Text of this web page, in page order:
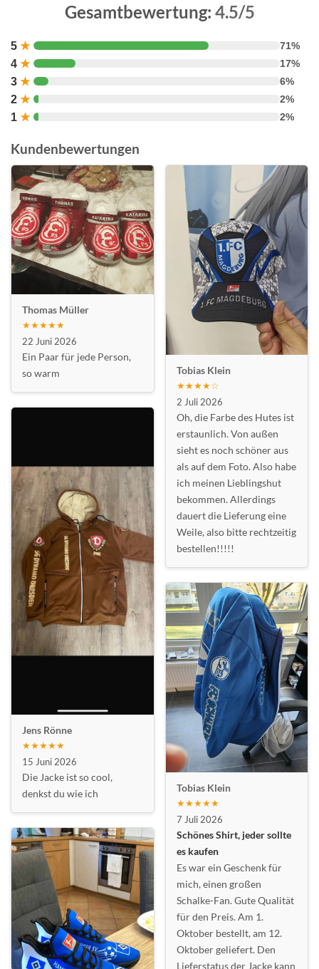
Gesamtbewertung: 4.5/5
5 ★ 71%
4 ★ 17%
3 ★ 6%
2 ★ 2%
1 ★ 2%
Kundenbewertungen
Thomas Müller
★★★★★
22 Juni 2026
Ein Paar für jede Person,
so warm
Jens Rönne
★★★★★
15 Juni 2026
Die Jacke ist so cool,
denkst du wie ich
Tobias Klein
★★★★☆
2 Juli 2026
Oh, die Farbe des Hutes ist
erstaunlich. Von außen
sieht es noch schöner aus
als auf dem Foto. Also habe
ich meinen Lieblingshut
bekommen. Allerdings
dauert die Lieferung eine
Weile, also bitte rechtzeitig
bestellen!!!!!
Tobias Klein
★★★★★
7 Juli 2026
Schönes Shirt, jeder sollte
es kaufen
Es war ein Geschenk für
mich, einen großen
Schalke-Fan. Gute Qualität
für den Preis. Am 1.
Oktober bestellt, am 12.
Oktober geliefert. Den
Lieferstatus der Jacke kann